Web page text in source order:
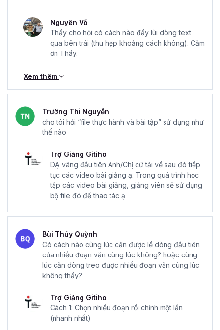
Nguyên Võ
Thầy cho hỏi có cách nào đẩy lùi dòng text
qua bên trái (thu hẹp khoảng cách không). Cảm
ơn Thầy.
Xem thêm
Trường Thi Nguyễn
cho tôi hỏi “file thực hành và bài tập” sử dụng như
thế nào
Trợ Giảng Gitiho
DẠ vâng đầu tiên Anh/Chị cứ tải về sau đó tiếp
tục các video bài giảng ạ. Trong quá trình học
tập các video bài giảng, giảng viên sẽ sử dụng
bộ file đó để thao tác ạ
Bùi Thúy Quỳnh
Có cách nào cùng lúc căn được lề dòng đầu tiên
của nhiều đoạn văn cùng lúc không? hoặc cùng
lúc căn dòng treo được nhiều đoạn văn cùng lúc
không thầy?
Trợ Giảng Gitiho
Cách 1: Chọn nhiều đoạn rồi chỉnh một lần
(nhanh nhất)